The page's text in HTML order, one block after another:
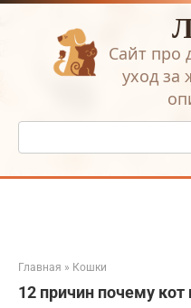
Перейти
Сайт про
уход
Поиск:
Главная » Кошки
12 причин почему кот